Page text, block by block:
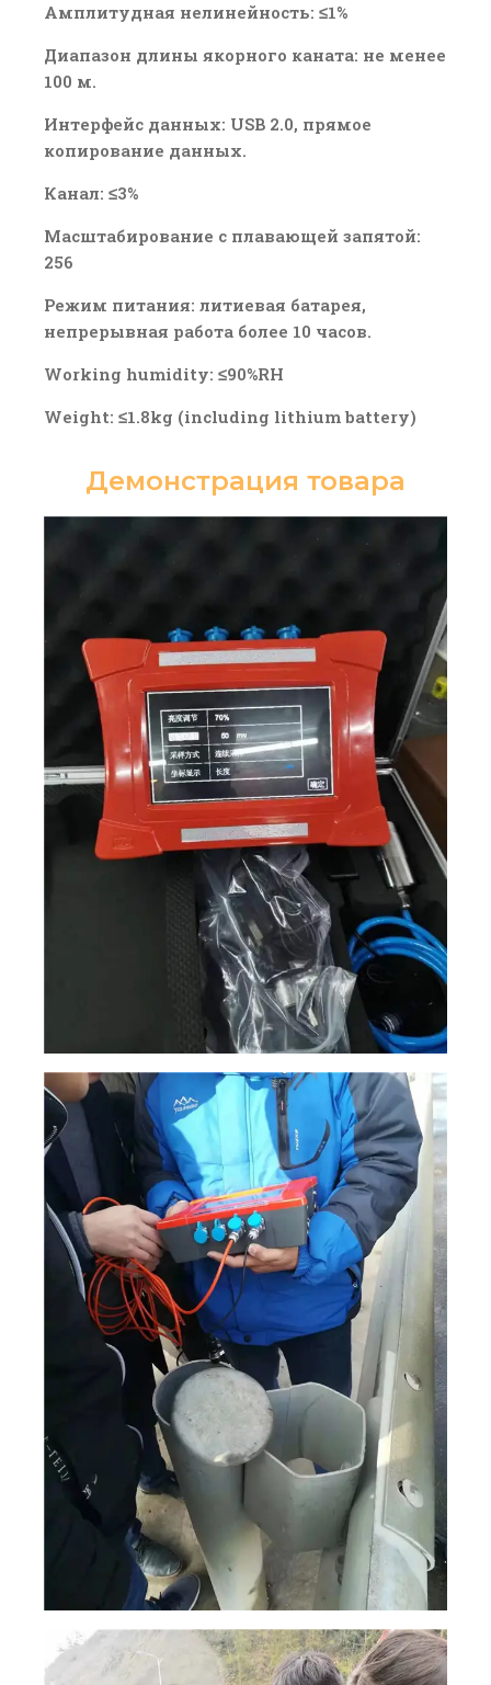
Амплитудная нелинейность: ≤1%
Диапазон длины якорного каната: не менее
100 м.
Интерфейс данных: USB 2.0, прямое
копирование данных.
Канал: ≤3%
Масштабирование с плавающей запятой:
256
Режим питания: литиевая батарея,
непрерывная работа более 10 часов.
Working humidity: ≤90%RH
Weight: ≤1.8kg (including lithium battery)
Демонстрация товара